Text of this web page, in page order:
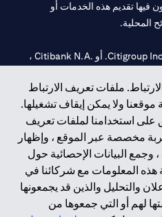
ملفات تعريف الارتباط
ولا يمكن إيقاف تشغيلها.
على استخدامنا لملفات تعريف
مخصصة عبر الموقع ، وإظهار
وجمع البيانات الإحصائية حول
المعلومات مع شركائنا في
والتحليل والذين قد يجمعونها
لهم أو التي جمعوها من
فيها تقديم هذه الخدمات أو
المحلية.
سيتي بنك هي علامة خدمة لشركة Citigroup Inc. أو .Citibank N.A ،
لدى مصرف الإمارات المركزي تحت
أرقام التراخيص 202563 لفرع الوصل في دبي، 531989 لفرع مول
لفرع أبوظبي. هاتف: 4000 311 04.
المتحدة مرخص من مصرف
لبنك أجنبي.
مرخص من هيئة الأوراق المالية
والسلع في الإمارات العربية المتحدة ("SCA") للقيام بالنشاط المالي لـ أ)